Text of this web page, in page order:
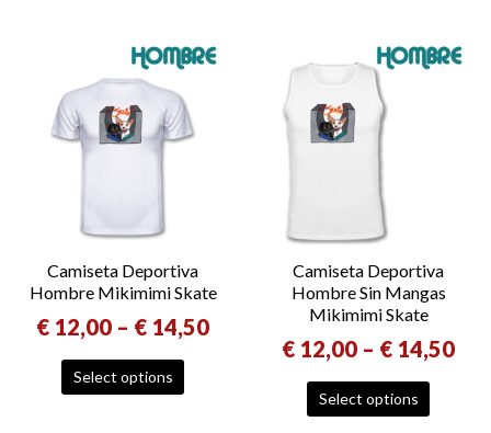
Camiseta Deportiva
Hombre Mikimimi Skate
€ 12,00 – € 14,50
Select options
Camiseta Deportiva
Hombre Sin Mangas
Mikimimi Skate
€ 12,00 – € 14,50
Select options